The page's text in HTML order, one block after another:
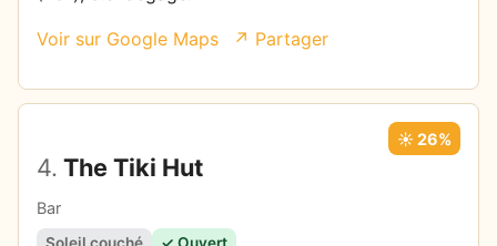
Voir sur Google Maps ↗ Partager
4. The Tiki Hut
Bar
☀️ 26%